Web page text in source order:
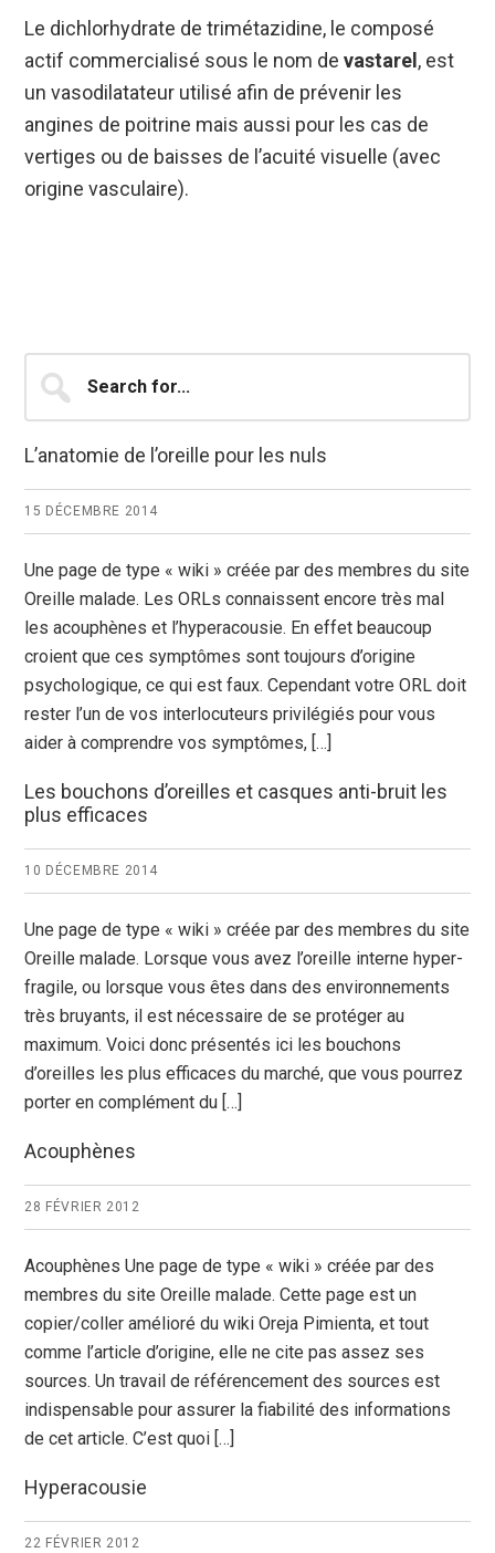
Le dichlorhydrate de trimétazidine, le composé
actif commercialisé sous le nom devastarel, est
un vasodilatateur utilisé afin de prévenir les
angines de poitrine mais aussi pour les cas de
vertiges ou de baisses de l’acuité visuelle (avec
origine vasculaire).
Barre
latérale
principale
for...
L’anatomie de l’oreille pour les nuls
15 DÉCEMBRE 2014
Une page de type « wiki » créée par des membres du site
Oreille malade. Les ORLs connaissent encore très mal
les acouphènes et l’hyperacousie. En effet beaucoup
croient que ces symptômes sont toujours d’origine
psychologique, ce qui est faux. Cependant votre ORL doit
rester l’un de vos interlocuteurs privilégiés pour vous
aider à comprendre vos symptômes, […]
Les bouchons d’oreilles et casques anti-bruit les
plus efficaces
10 DÉCEMBRE 2014
Une page de type « wiki » créée par des membres du site
Oreille malade. Lorsque vous avez l’oreille interne hyper-
fragile, ou lorsque vous êtes dans des environnements
très bruyants, il est nécessaire de se protéger au
maximum. Voici donc présentés ici les bouchons
d’oreilles les plus efficaces du marché, que vous pourrez
porter en complément du […]
Acouphènes
28 FÉVRIER 2012
Acouphènes Une page de type « wiki » créée par des
membres du site Oreille malade. Cette page est un
copier/coller amélioré du wiki Oreja Pimienta, et tout
comme l’article d’origine, elle ne cite pas assez ses
sources. Un travail de référencement des sources est
indispensable pour assurer la fiabilité des informations
de cet article. C’est quoi […]
Hyperacousie
22 FÉVRIER 2012